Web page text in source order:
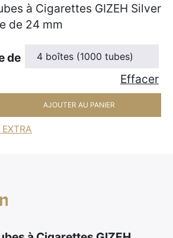
a
g
d
i
9
à Cigarettes GIZEH Silver
de 24 mm
de
Effacer
AJOUTER AU PANIER